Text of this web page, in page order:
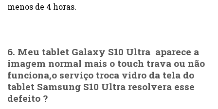
menos de 4 horas.
6. Meu tablet Galaxy S10 Ultra aparece a
imagem normal mais o touch trava ou não
funciona,o serviço troca vidro da tela do
tablet Samsung S10 Ultra resolvera esse
defeito ?